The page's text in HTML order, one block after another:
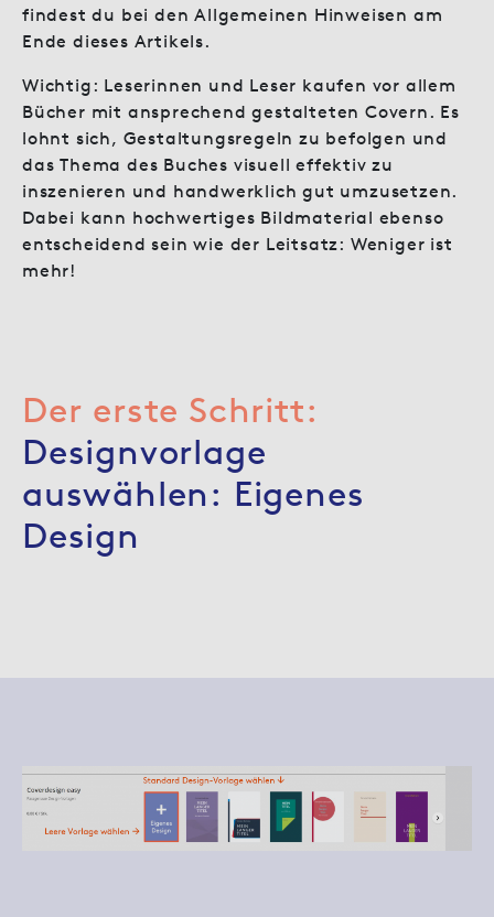
findest du bei den Allgemeinen Hinweisen am
Ende dieses Artikels.
Wichtig: Leserinnen und Leser kaufen vor allem
Bücher mit ansprechend gestalteten Covern. Es
lohnt sich, Gestaltungsregeln zu befolgen und
das Thema des Buches visuell effektiv zu
inszenieren und handwerklich gut umzusetzen.
Dabei kann hochwertiges Bildmaterial ebenso
entscheidend sein wie der Leitsatz: Weniger ist
mehr!
Der erste Schritt:
Designvorlage
auswählen: Eigenes
Design